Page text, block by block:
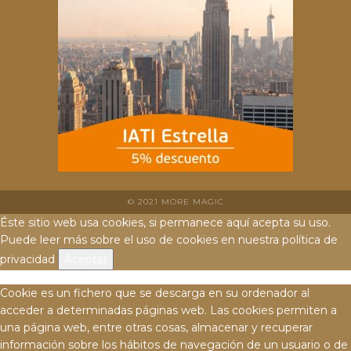
© 2021 MORE MAGIC
Éste sitio web usa cookies, si permanece aquí acepta su uso.
Puede leer más sobre el uso de cookies en nuestra política de
privacidad
Cookie es un fichero que se descarga en su ordenador al
acceder a determinadas páginas web. Las cookies permiten a
una página web, entre otras cosas, almacenar y recuperar
información sobre los hábitos de navegación de un usuario o de